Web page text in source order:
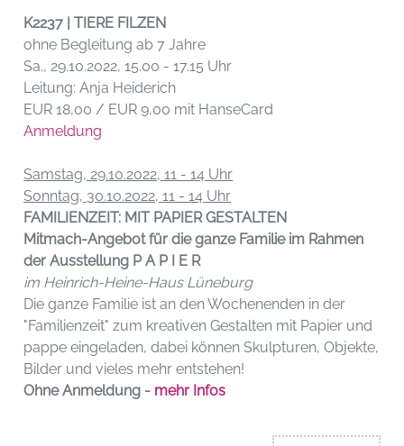
K2237 | TIERE FILZEN
ohne Begleitung ab 7 Jahre
Sa., 29.10.2022, 15.00 - 17.15 Uhr
Leitung: Anja Heiderich
EUR 18,00 / EUR 9,00 mit HanseCard
Anmeldung
Samstag, 29.10.2022, 11 - 14 Uhr
Sonntag, 30.10.2022, 11 - 14 Uhr
FAMILIENZEIT: MIT PAPIER GESTALTEN
Mitmach-Angebot für die ganze Familie im Rahmen
der Ausstellung P A P I E R
im Heinrich-Heine-Haus Lüneburg
Die ganze Familie ist an den Wochenenden in der
"Familienzeit" zum kreativen Gestalten mit Papier und
pappe eingeladen, dabei können Skulpturen, Objekte,
Bilder und vieles mehr entstehen!
Ohne Anmeldung - mehr Infos